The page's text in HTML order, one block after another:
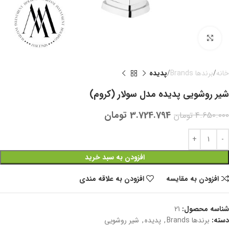
خانه برندها Brands پدیده
شیر روشویی پدیده مدل سولار (کروم)
4.650.000تومان 3.724.794 تومان
افزودن به سبد خرید
افزودن به مقایسه
افزودن به علاقه مندی
شناسه محصول: 21
دسته: برندها Brands , پدیده, شیر روشویی